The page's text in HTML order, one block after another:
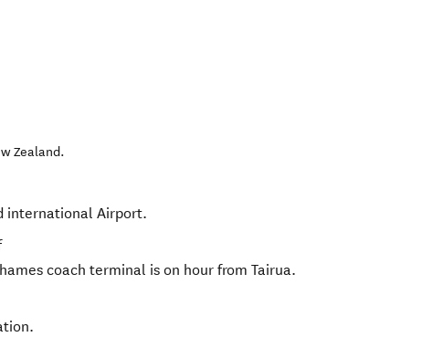
Zealand.
international Airport.
coach terminal is on hour from Tairua.